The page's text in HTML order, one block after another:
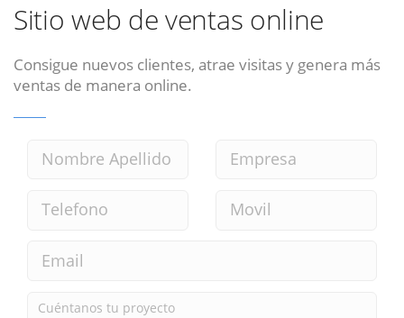
Sitio web de ventas online
Consigue nuevos clientes, atrae visitas y genera más
ventas de manera online.